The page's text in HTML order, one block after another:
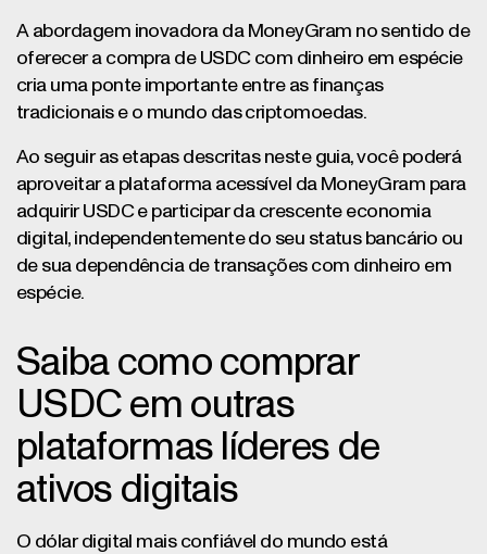
A abordagem inovadora da MoneyGram no sentido de
oferecer a compra de USDC com dinheiro em espécie
cria uma ponte importante entre as finanças
tradicionais e o mundo das criptomoedas.
Ao seguir as etapas descritas neste guia, você poderá
aproveitar a plataforma acessível da MoneyGram para
adquirir USDC e participar da crescente economia
digital, independentemente do seu status bancário ou
de sua dependência de transações com dinheiro em
espécie.
Saiba como comprar
USDC em outras
plataformas líderes de
ativos digitais
O dólar digital mais confiável do mundo está